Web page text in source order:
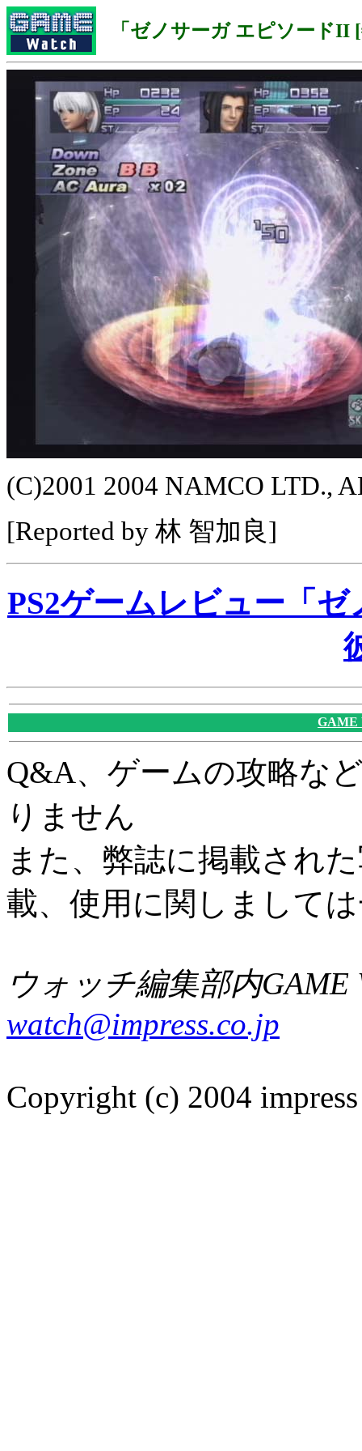
「ゼノサーガ エピソードII
(C)2001 2004 NAMCO LTD.,
[Reported by 林 智加良]
PS2ゲームレビュー「
GAME
Q&A、ゲームの攻略な
りません
また、弊誌に掲載され
載、使用に関しまして
ウォッチ編集部内GAME
watch@impress.co.jp
Copyright (c) 2004